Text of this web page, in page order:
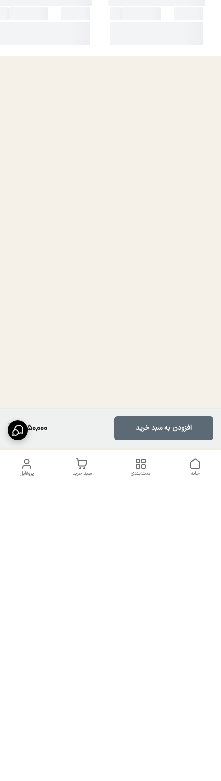
1,650,000 افزودن به سبد خرید
پروفایل سبد خرید دسته‌بندی خانه